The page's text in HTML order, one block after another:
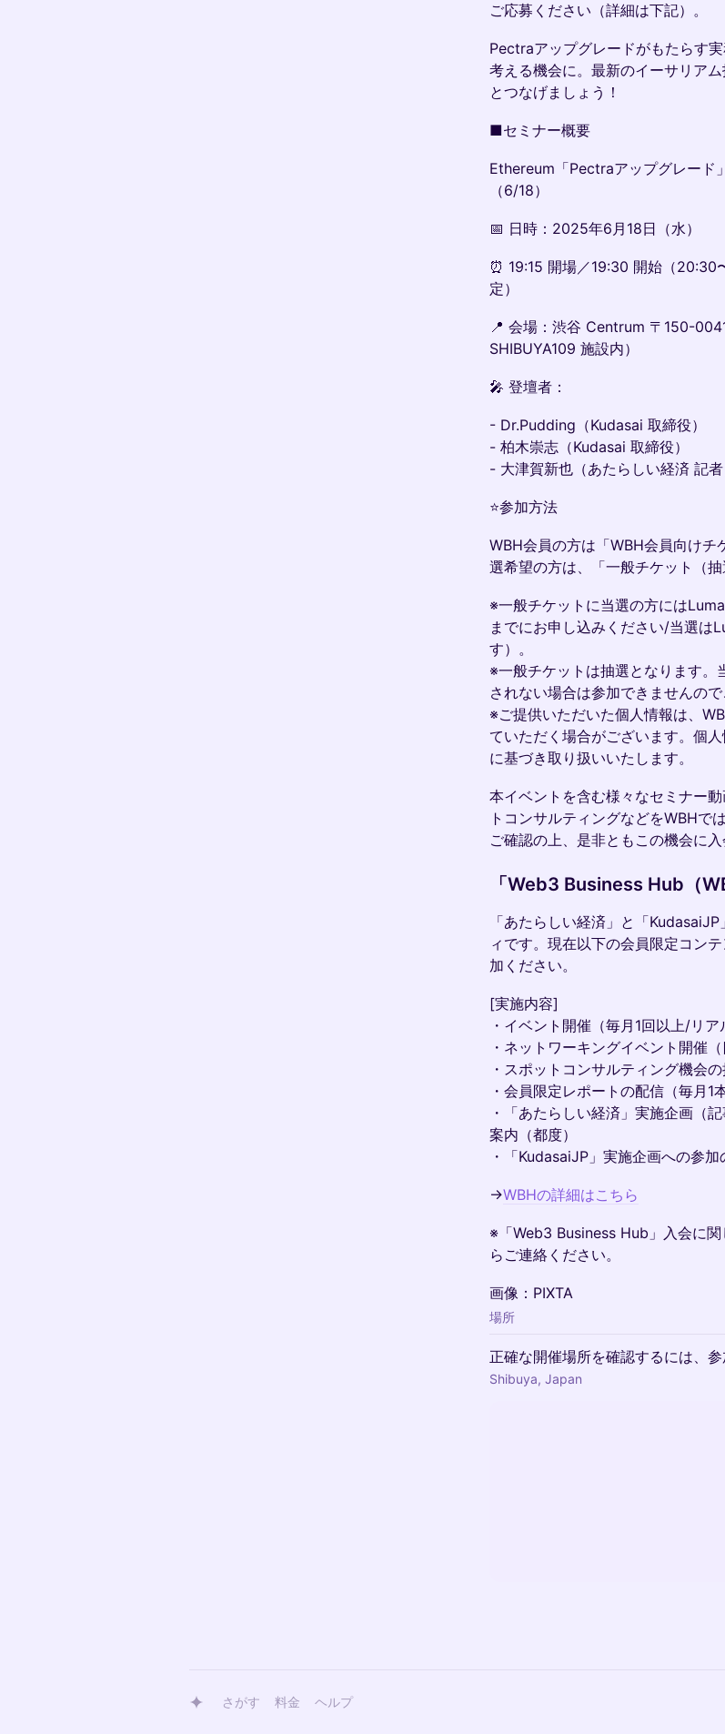
ご応募ください（詳細は下記）。
​Pectraアップグレードがもたらす
考える機会に。最新のイーサリア
とつなげましょう！
■セミナー概要
​Ethereum「Pectraアップグレー
（6/18）
​📅 日時：2025年6月18日（水）
​⏰ 19:15 開場／19:30 開始（20:30
定）
​📍 会場：渋谷 Centrum 〒150-
SHIBUYA109 施設内）
​🎤 登壇者：
​- Dr.Pudding（Kudasai 取締役）
- 柏木崇志（Kudasai 取締役）
- 大津賀新也（あたらしい経済 記者
​⭐️参加方法
WBH会員の方は「WBH会員向け
選希望の方は、「一般チケット（
​​※一般チケットに当選の方には
までにお申し込みください/当選は
す）。
​​​※一般チケットは抽選となります
されない場合は参加できませんので
※ご提供いただいた個人情報は、
ていただく場合がございます。個
に基づき取り扱いいたします。
本イベントを含む様々なセミナー
トコンサルティングなどをWBHで
ご確認の上、是非ともこの機会に入
「Web3 Business Hub（
「あたらしい経済」と「
ィです。現在以下の会員限定コン
加ください。
​[実施内容]
・イベント開催（毎月1回以上/リア
・ネットワーキングイベント開催（
・スポットコンサルティング機会
・会員限定レポートの配信（毎月1
・「あたらしい経済」実施企画（
案内（都度）
・「KudasaiJP」実施企画への参加
​→WBHの詳細はこちら
​※「Web3 Business Hub」入会に
らご連絡ください。
​画像：PIXTA
場所
正確な開催場所を確認するには、参
Shibuya, Japan
さがす 料金 ヘルプ